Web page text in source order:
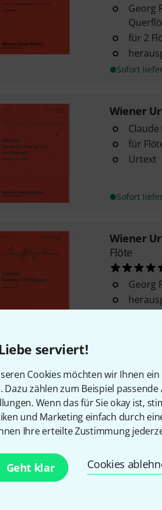
serviert!
Cookies möchten wir Ihnen
Dazu zählen zum Beispiel
Wenn das für Sie okay ist,
und Marketing einfach durch
Ihre erteilte Zustimmung
Geht klar Cookies
Georg
für 2
Sofort
Wiener
Claude
für
Urtext
Sofort
Wiener
Flöte
Georg
Gefällt Ihnen, was